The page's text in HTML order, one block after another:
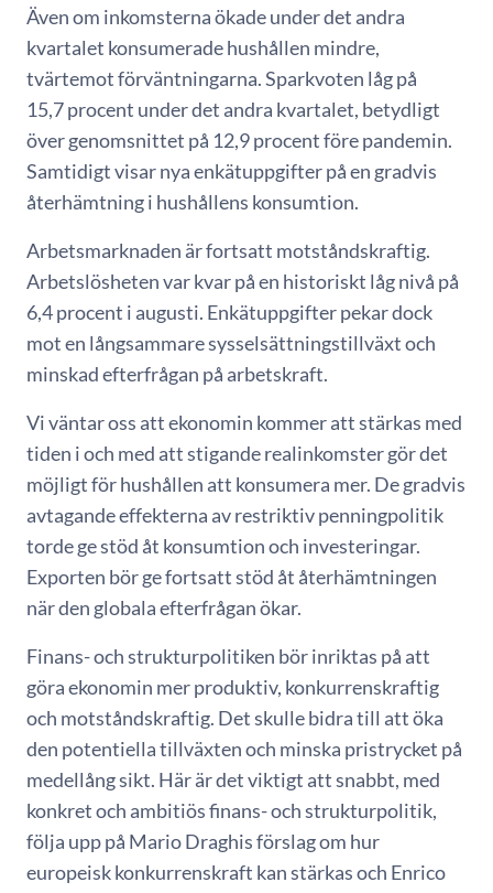
Även om inkomsterna ökade under det andra
kvartalet konsumerade hushållen mindre,
tvärtemot förväntningarna. Sparkvoten låg på
15,7 procent under det andra kvartalet, betydligt
över genomsnittet på 12,9 procent före pandemin.
Samtidigt visar nya enkätuppgifter på en gradvis
återhämtning i hushållens konsumtion.
Arbetsmarknaden är fortsatt motståndskraftig.
Arbetslösheten var kvar på en historiskt låg nivå på
6,4 procent i augusti. Enkätuppgifter pekar dock
mot en långsammare sysselsättningstillväxt och
minskad efterfrågan på arbetskraft.
Vi väntar oss att ekonomin kommer att stärkas med
tiden i och med att stigande realinkomster gör det
möjligt för hushållen att konsumera mer. De gradvis
avtagande effekterna av restriktiv penningpolitik
torde ge stöd åt konsumtion och investeringar.
Exporten bör ge fortsatt stöd åt återhämtningen
när den globala efterfrågan ökar.
Finans- och strukturpolitiken bör inriktas på att
göra ekonomin mer produktiv, konkurrenskraftig
och motståndskraftig. Det skulle bidra till att öka
den potentiella tillväxten och minska pristrycket på
medellång sikt. Här är det viktigt att snabbt, med
konkret och ambitiös finans- och strukturpolitik,
följa upp på Mario Draghis förslag om hur
europeisk konkurrenskraft kan stärkas och Enrico